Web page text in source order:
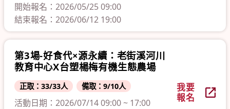
開始報名：2026/05/25 09:00
結束報名：2026/06/12 19:00
第3場-好食代×源永續：老街溪河川
教育中心X台塑楊梅有機生態農場
正取：33/33人 備取：9/10人
活動日期：2026/07/14 09:00 ~ 17:00
我要
報名